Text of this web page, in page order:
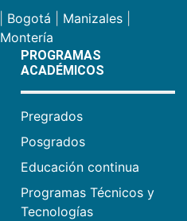
Bogotá Manizales
Montería
PROGRAMAS
ACADÉMICOS
Pregrados
Posgrados
Educación continua
Programas Técnicos y
Tecnologías